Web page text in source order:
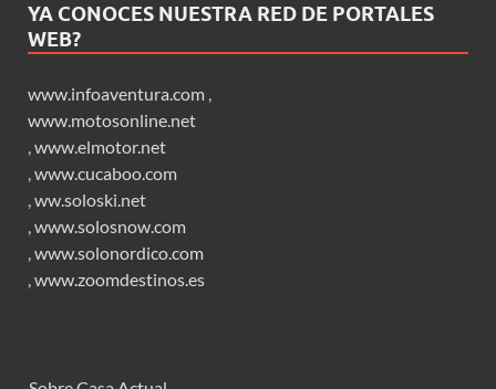
YA CONOCES NUESTRA RED DE PORTALES
WEB?
www.infoaventura.com
www.motosonline.net
www.elmotor.net
www.cucaboo.com
ww.soloski.net
www.solosnow.com
www.solonordico.com
www.zoomdestinos.es